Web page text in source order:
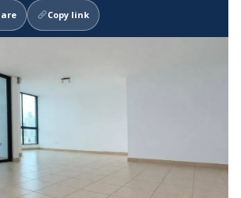
Copy link